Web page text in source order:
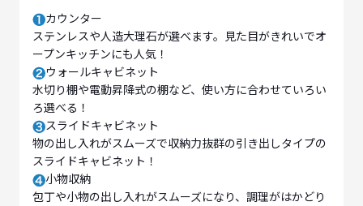
カウンター
ステンレスや人造大理石が選べます。見た目がきれいでオ
ープンキッチンにも人気！
ウォールキャビネット
水切り棚や電動昇降式の棚など、使い方に合わせていろい
ろ選べる！
スライドキャビネット
物の出し入れがスムーズで収納力抜群の引き出しタイプの
スライドキャビネット！
小物収納
包丁や小物の出し入れがスムーズになり、調理がはかどり